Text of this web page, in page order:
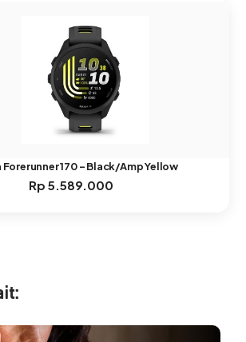
Forerunner 170 – Black/Amp Yellow
Rp 5.589.000